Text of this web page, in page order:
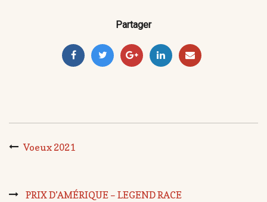
Partager
Voeux 2021
PRIX D’AMÉRIQUE – LEGEND RACE